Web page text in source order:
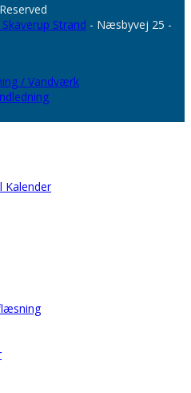
Strand - Næsbyvej 25 -
/ Vandværk
Kalender